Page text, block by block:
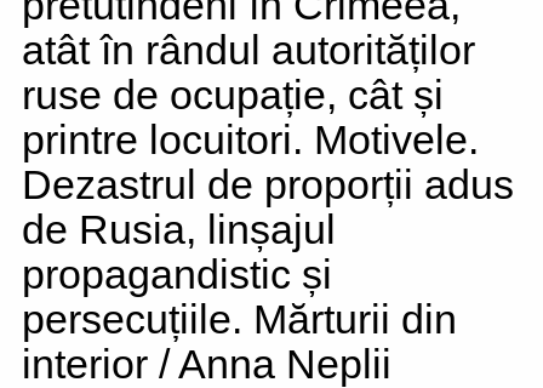
atât în rândul autorităților
ruse de ocupație, cât și
printre locuitori. Motivele.
Dezastrul de proporții adus
de Rusia, linșajul
propagandistic și
persecuțiile. Mărturii din
interior / Anna Neplii